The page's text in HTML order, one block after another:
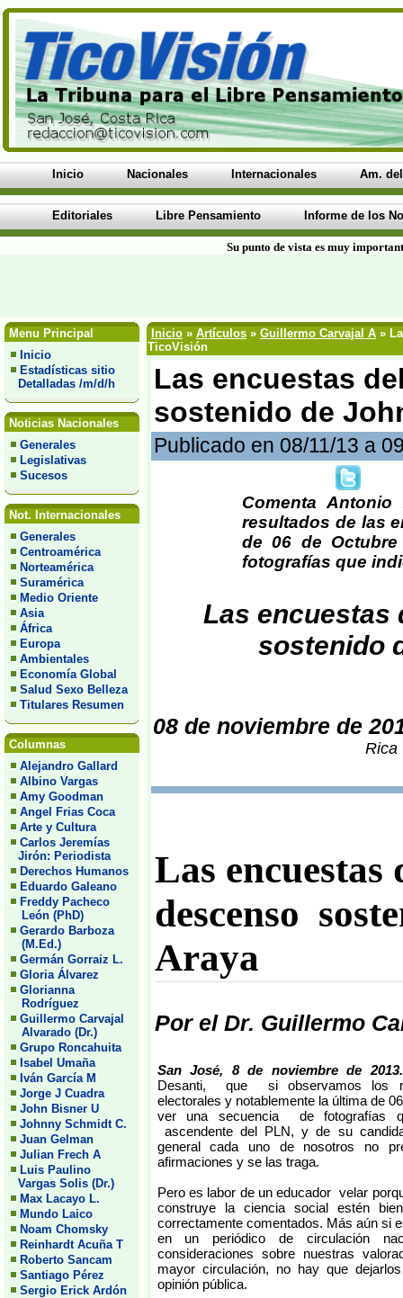
Inicio Nacionales Internacionales Am.
Editoriales Libre Pensamiento Informe de los
Su punto de vista es muy
Menu Principal
Inicio
Estadísticas sitio
Detalladas /m/d/h
Noticias Nacionales
Generales
Legislativas
Sucesos
Not. Internacionales
Generales
Centroamérica
Norteamérica
Suramérica
Medio Oriente
Asia
África
Europa
Ambientales
Economía Global
Salud Sexo Belleza
Titulares Resumen
Columnas
Alejandro Gallard
Albino Vargas
Amy Goodman
Angel Frias Coca
Arte y Cultura
Carlos Jeremías
Jirón: Periodista
Derechos Humanos
Eduardo Galeano
Freddy Pacheco
León (PhD)
Gerardo Barboza
(M.Ed.)
Germán Gorraiz L.
Gloria Álvarez
Glorianna
Rodríguez
Guillermo Carvajal
Alvarado (Dr.)
Grupo Roncahuita
Isabel Umaña
Iván García M
Jorge J Cuadra
John Bisner U
Johnny Schmidt C.
Juan Gelman
Julian Frech A
Luis Paulino
Vargas Solis (Dr.)
Max Lacayo L.
Mundo Laico
Noam Chomsky
Reinhardt Acuña T
Roberto Sancam
Santiago Pérez
Sergio Erick Ardón
Inicio » Artículos » Guillermo Carvajal A »
TicoVisión
Las encuestas
sostenido de
Publicado en 08/11/13 a
Comenta
resultados de las
de 06 de
fotografías que
Las encuestas
sostenido
08 de noviembre de
Rica
Las
descenso
Araya
Por el Dr. Guillermo
San José, 8 de noviembre de
Desanti, que si observamos los
electorales y notablemente la última de
ver una secuencia de fotografías
ascendente del PLN, y de su
general cada uno de nosotros no
afirmaciones y se las traga.
Pero es labor de un educador velar
construye la ciencia social estén
correctamente comentados. Más aún si
en un periódico de circulación
consideraciones sobre nuestras
mayor circulación, no hay que
opinión pública.